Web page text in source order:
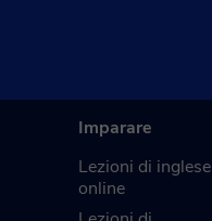
Imparare
Lezioni di inglese
online